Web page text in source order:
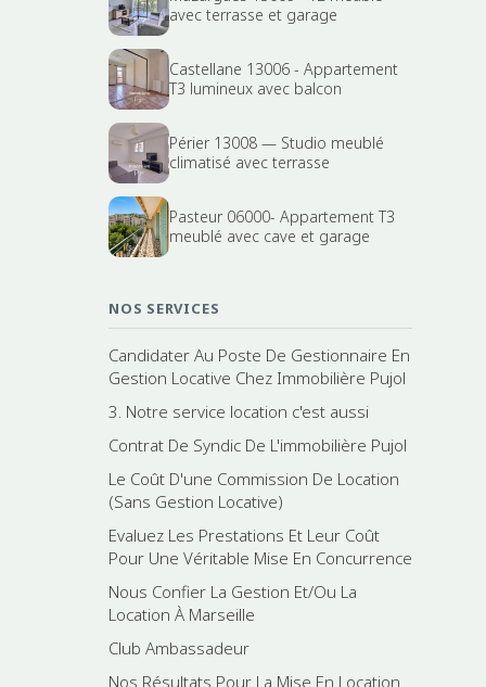
avec terrasse et garage
Castellane 13006 - Appartement
T3 lumineux avec balcon
Périer 13008 — Studio meublé
climatisé avec terrasse
Pasteur 06000- Appartement T3
meublé avec cave et garage
NOS SERVICES
Candidater Au Poste De Gestionnaire En
Gestion Locative Chez Immobilière Pujol
3. Notre service location c'est aussi
Contrat De Syndic De L'immobilière Pujol
Le Coût D'une Commission De Location
(Sans Gestion Locative)
Evaluez Les Prestations Et Leur Coût
Pour Une Véritable Mise En Concurrence
Nous Confier La Gestion Et/Ou La
Location À Marseille
Club Ambassadeur
Nos Résultats Pour La Mise En Location